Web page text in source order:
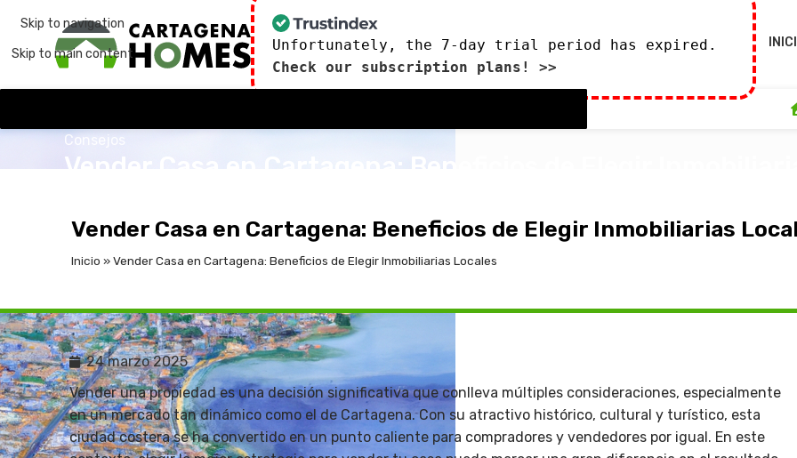
Skip to navigation
Skip to main content
Unfortunately, the 7-day trial period has expired.
Check our subscription plans! >>
Consejos
Vender Casa en Cartagena: Beneficios de Elegir
Vender Casa en Cartagena: Beneficios de Elegir Inmobiliarias
Inicio »Vender Casa en Cartagena: Beneficios de Elegir Inmobiliarias Locales
24 marzo 2025
Vender una propiedad es una decisión significativa que conlleva múltiples consideraciones, especialmente
en un mercado tan dinámico como el de Cartagena. Con su atractivo histórico, cultural y turístico, esta
ciudad costera se ha convertido en un punto caliente para compradores y vendedores por igual. En este